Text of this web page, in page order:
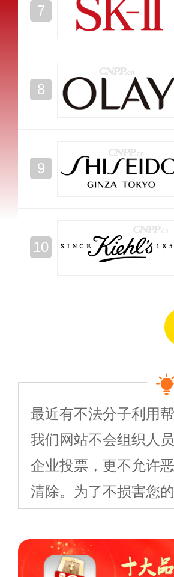
最近有不法分子利用
我们网站不会组织人
企业投票，更不允许
清除。为了不损害您
要向不法分子转账。
何损失，由您自己承